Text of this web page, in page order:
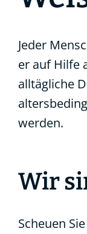
Jeder
er auf Hilfe
alltägliche
werden.
Wir
Scheuen